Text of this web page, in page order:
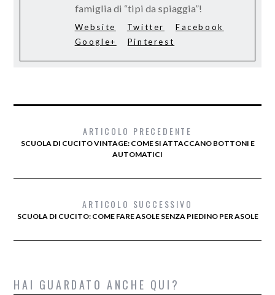
famiglia di “tipi da spiaggia”!
Website Twitter
Facebook
Google+
Pinterest
ARTICOLO PRECEDENTE
SCUOLA DI CUCITO VINTAGE: COME SI ATTACCANO BOTTONI E
AUTOMATICI
ARTICOLO SUCCESSIVO
SCUOLA DI CUCITO: COME FARE ASOLE SENZA PIEDINO PER ASOLE
HAI GUARDATO ANCHE QUI?